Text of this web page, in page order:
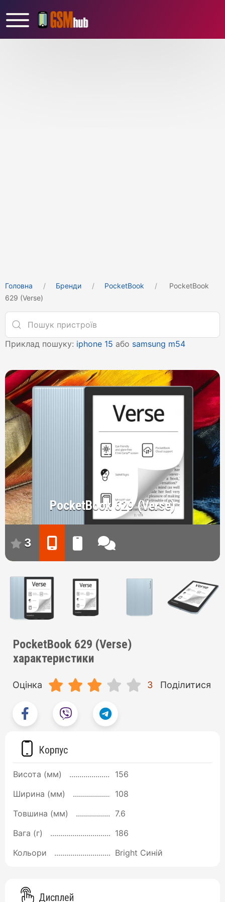
Головна Бренди PocketBook
PocketBook
629 (Verse)
Приклад пошуку: iphone 15 або samsung m54
PocketBook 629 (Verse)
3
PocketBook 629 (Verse)
характеристики
Оцінка 3 Поділитися
Корпус
Висота (мм)
156
Ширина (мм)
108
Товшина (мм)
7.6
Вага (г)
186
Кольори
Bright Синій
Дисплей